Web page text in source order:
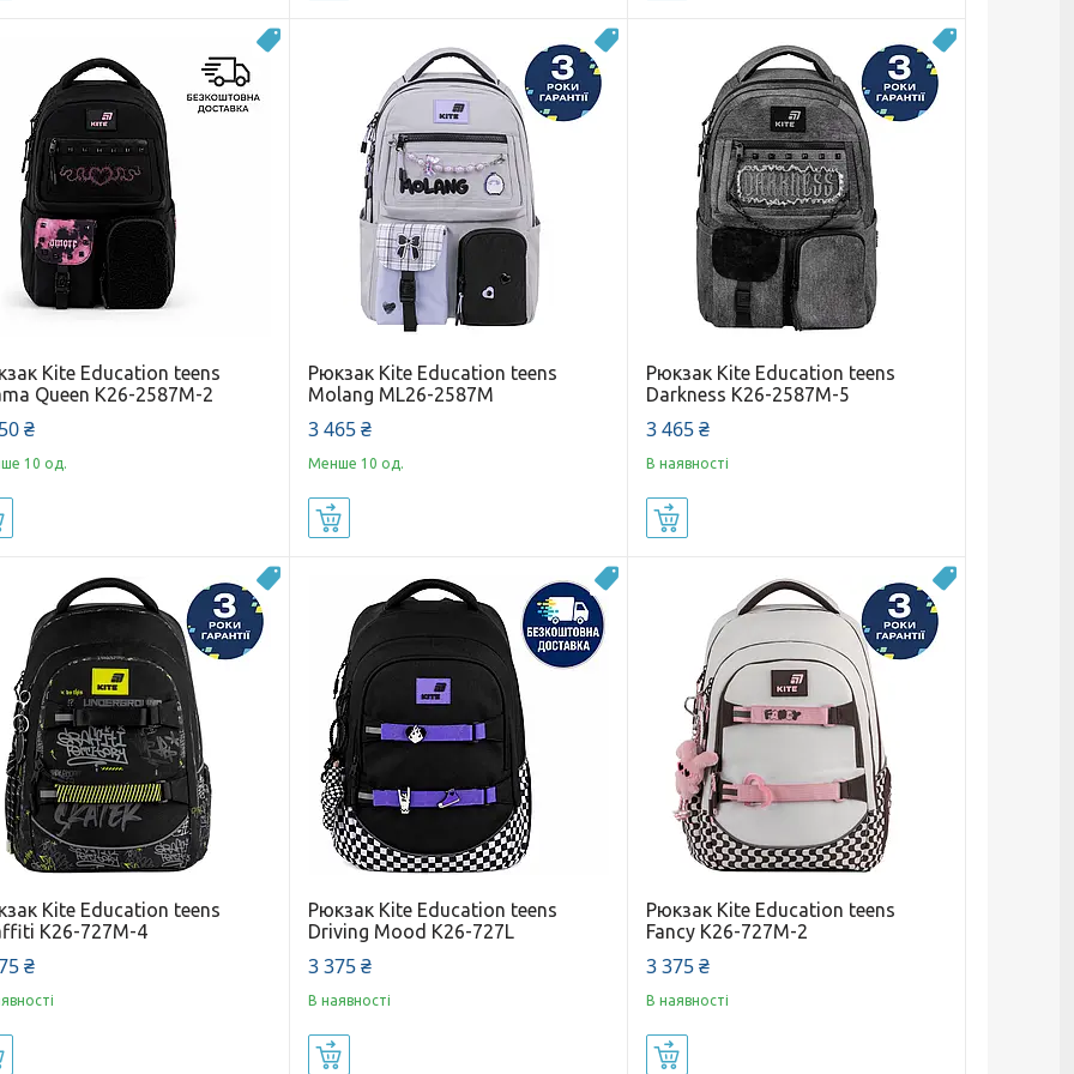
Kite Education teens
Queen K26-2587M-2
₴
10 од.
Рюкзак Kite Education teens
Molang ML26-2587M
3 465 ₴
Менше 10 од.
Рюкзак Kite Education teens
Darkness K26-2587M-5
3 465 ₴
В наявності
Kite Education teens
K26-727M-4
₴
Рюкзак Kite Education teens
Driving Mood K26-727L
3 375 ₴
В наявності
Рюкзак Kite Education teens
Fancy K26-727M-2
3 375 ₴
В наявності